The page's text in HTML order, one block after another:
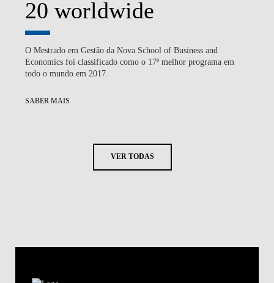
20 worldwide
O Mestrado em Gestão da Nova School of Business and
Economics foi classificado como o 17º melhor programa em
todo o mundo em 2017.
SABER MAIS
VER TODAS